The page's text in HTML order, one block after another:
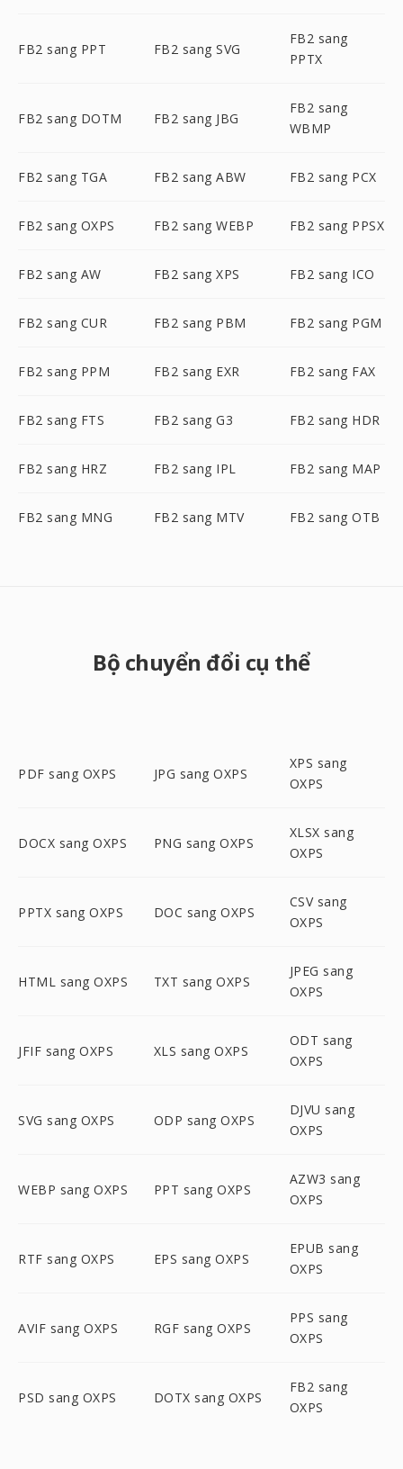
FB2 sang PPT FB2 sang SVG
FB2 sang
PPTX
FB2 sang DOTM FB2 sang JBG
FB2 sang
WBMP
FB2 sang TGA FB2 sang ABW FB2 sang PCX
FB2 sang OXPS FB2 sang WEBP FB2 sang PPSX
FB2 sang AW FB2 sang XPS FB2 sang ICO
FB2 sang CUR FB2 sang PBM FB2 sang PGM
FB2 sang PPM FB2 sang EXR FB2 sang FAX
FB2 sang FTS FB2 sang G3 FB2 sang HDR
FB2 sang HRZ FB2 sang IPL FB2 sang MAP
FB2 sang MNG FB2 sang MTV FB2 sang OTB
Bộ chuyển đổi cụ thể
PDF sang OXPS JPG sang OXPS
XPS sang
OXPS
DOCX sang OXPS PNG sang OXPS
XLSX sang
OXPS
PPTX sang OXPS DOC sang OXPS
CSV sang
OXPS
HTML sang OXPS TXT sang OXPS
JPEG sang
OXPS
JFIF sang OXPS XLS sang OXPS
ODT sang
OXPS
SVG sang OXPS ODP sang OXPS
DJVU sang
OXPS
WEBP sang OXPS PPT sang OXPS
AZW3 sang
OXPS
RTF sang OXPS EPS sang OXPS
EPUB sang
OXPS
AVIF sang OXPS RGF sang OXPS
PPS sang
OXPS
PSD sang OXPS DOTX sang OXPS
FB2 sang
OXPS